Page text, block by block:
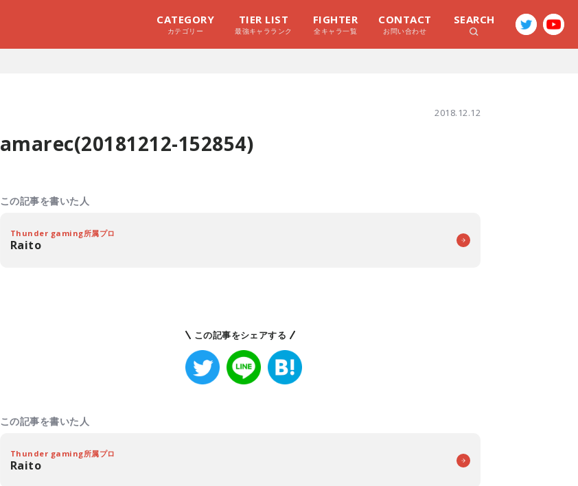
CATEGORY
カテゴリー
TIER LIST
最強キャラランク
FIGHTER
全キャラ一覧
CONTACT
お問い合わせ
SEARCH
2018.12.12
amarec(20181212-152854)
この記事を書いた人
Thunder gaming所属プロ
Raito
この記事をシェアする
この記事を書いた人
Thunder gaming所属プロ
Raito